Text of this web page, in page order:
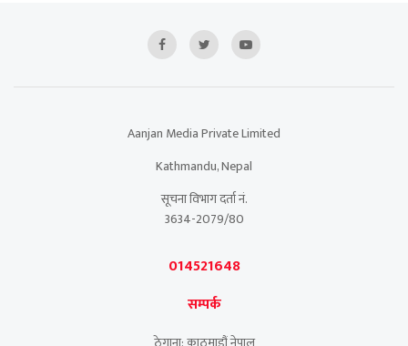
Aanjan Media Private Limited
Kathmandu, Nepal
सूचना विभाग दर्ता नं.
3634-2079/80
014521648
सम्पर्क